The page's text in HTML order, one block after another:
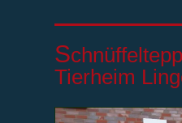
S
Tierheim